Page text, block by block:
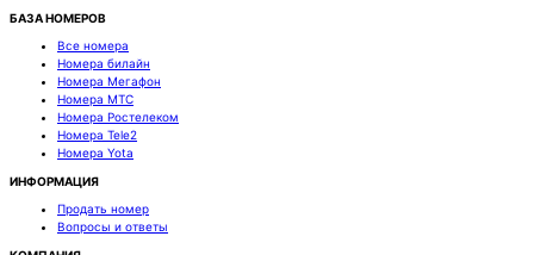
БАЗА НОМЕРОВ
Все номера
Номера билайн
Номера Мегафон
Номера МТС
Номера Ростелеком
Номера Tele2
Номера Yota
ИНФОРМАЦИЯ
Продать номер
Вопросы и ответы